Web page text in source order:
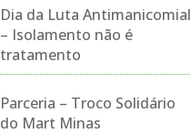
Dia da Luta Antimanicomial
– Isolamento não é
tratamento
Parceria – Troco Solidário
do Mart Minas